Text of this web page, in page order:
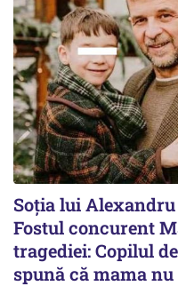
Soția lui
Fostul concurent
tragediei: Copilul
spună că mama